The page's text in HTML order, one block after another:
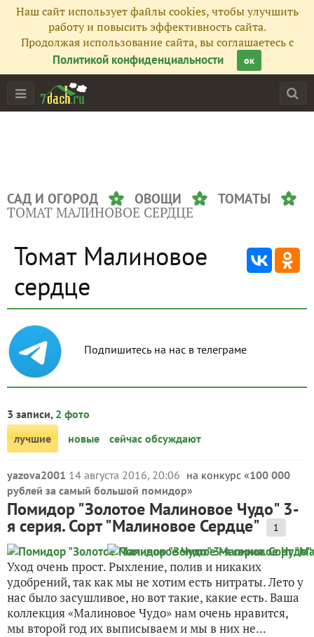
Наш сайт использует файлы cookies, чтобы улучшить
работу и повысить эффективность сайта.
Продолжая использование сайта, вы соглашаетесь с
Политикой конфиденциальности
ок
САД И ОГОРОД ОВОЩИ ТОМАТЫ
ТОМАТ МАЛИНОВОЕ СЕРДЦЕ
Томат Малиновое
сердце
Подпишитесь на нас в телеграме
3 записи, 2 фото
лучшие
новые сейчас обсуждают
yazova2001 14 августа 2016, 20:06 на конкурс «100 000
рублей за самый большой помидор»
Помидор "Золотое Малиновое Чудо" 3-
я серия. Сорт "Малиновое Сердце" 1
Уход очень прост. Рыхление, полив и никаких
удобрений, так как мы не хотим есть нитраты. Лето у
нас было засушливое, но вот такие, какие есть. Ваша
коллекция «Малиновое Чудо» нам очень нравится,
мы второй год их выписываем и мы в них не...